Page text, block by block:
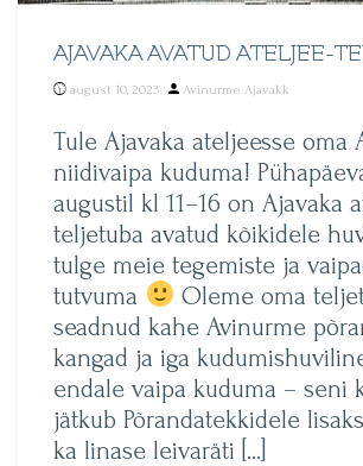
AJAVAKA AVATUD ATELJEE-
august 10, 2023
Posted
Avinurme Ajavakk
Tule Ajavaka ateljeesse oma
niidivaipa kuduma!
augustil kl 11–16 on Ajavaka
teljetuba avatud kõikidele
tulge meie tegemiste ja
tutvuma
Oleme oma
seadnud kahe Avinurme
kangad ja iga
endale vaipa kuduma – seni
jätkub Põrandatekkidele
ka linase leivaräti […]